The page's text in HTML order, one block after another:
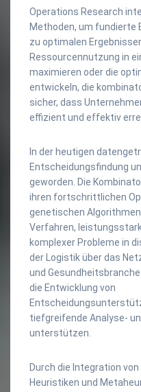
Operations Research
Methoden, um fundierte
zu optimalen
Ressourcennutzung in
maximieren oder die
entwickeln, die
sicher, dass
effizient und effektiv
In der heutigen
Entscheidungsfindung
geworden. Die
ihren fortschrittlichen
genetischen
Verfahren,
komplexer Probleme in
der Logistik über das
und
die Entwicklung von
tiefgreifende Analyse-
unterstützen.
Durch die Integration
Heuristiken und